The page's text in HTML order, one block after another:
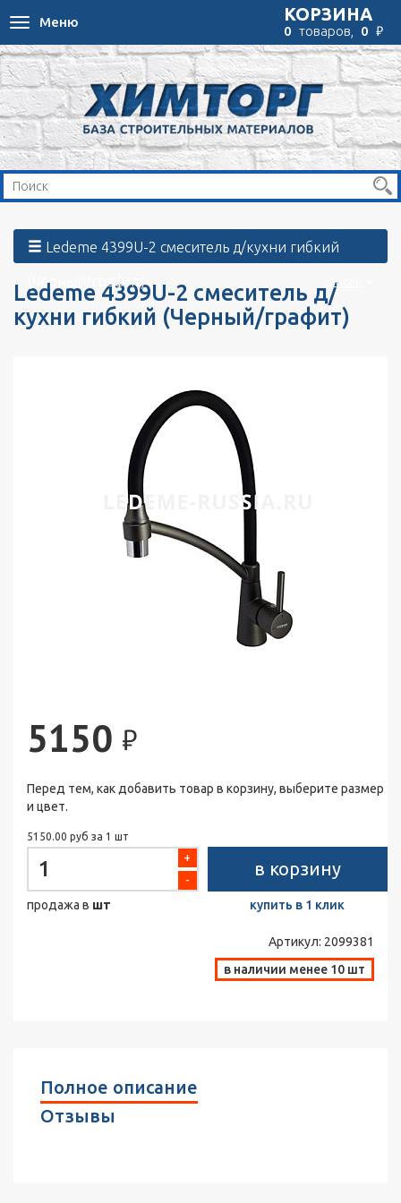
Toggle
navigation
Меню КОРЗИНА
0 товаров, 0 ₽
(Черный/графит) список
Ledeme 4399U-2 смеситель д/
кухни гибкий (Черный/графит)
5150 ₽
Перед тем, как добавить товар в корзину, выберите размер
и цвет.
5150.00 руб за 1 шт
-
+
продажа в шт
в корзину
купить в 1 клик
Артикул: 2099381
в наличии менее 10 шт
Полное описание
Отзывы